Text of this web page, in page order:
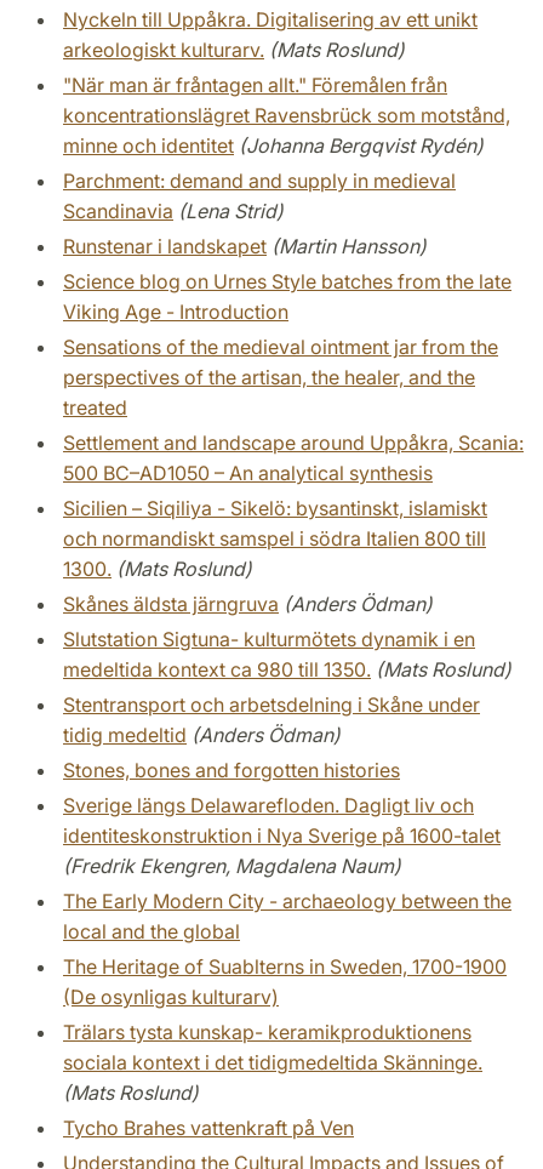
Nyckeln till Uppåkra. Digitalisering av ett unikt
arkeologiskt kulturarv. (Mats Roslund)
"När man är fråntagen allt." Föremålen från
koncentrationslägret Ravensbrück som motstånd,
minne och identitet (Johanna Bergqvist Rydén)
Parchment: demand and supply in medieval
Scandinavia (Lena Strid)
Runstenar i landskapet (Martin Hansson)
Science blog on Urnes Style batches from the late
Viking Age - Introduction
Sensations of the medieval ointment jar from the
perspectives of the artisan, the healer, and the
treated
Settlement and landscape around Uppåkra, Scania:
500 BC–AD1050 – An analytical synthesis
Sicilien – Siqiliya - Sikelö: bysantinskt, islamiskt
och normandiskt samspel i södra Italien 800 till
1300. (Mats Roslund)
Skånes äldsta järngruva (Anders Ödman)
Slutstation Sigtuna- kulturmötets dynamik i en
medeltida kontext ca 980 till 1350. (Mats Roslund)
Stentransport och arbetsdelning i Skåne under
tidig medeltid (Anders Ödman)
Stones, bones and forgotten histories
Sverige längs Delawarefloden. Dagligt liv och
identiteskonstruktion i Nya Sverige på 1600-talet
(Fredrik Ekengren, Magdalena Naum)
The Early Modern City - archaeology between the
local and the global
The Heritage of Suablterns in Sweden, 1700-1900
(De osynligas kulturarv)
Trälars tysta kunskap- keramikproduktionens
sociala kontext i det tidigmedeltida Skänninge.
(Mats Roslund)
Tycho Brahes vattenkraft på Ven
Understanding the Cultural Impacts and Issues of